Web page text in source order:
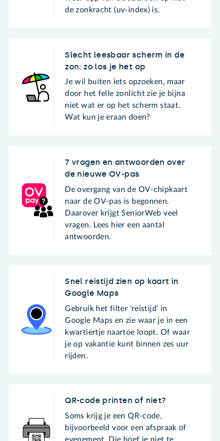
de zonkracht (uv-index) is.
Slecht leesbaar scherm in de
zon: zo los je het op
Je wil buiten iets opzoeken, maar
door het felle zonlicht zie je bijna
niet wat er op het scherm staat.
Wat kun je eraan doen?
7 vragen en antwoorden over
de nieuwe OV-pas
De overgang van de OV-chipkaart
naar de OV-pas is begonnen.
Daarover krijgt SeniorWeb veel
vragen. Lees hier een aantal
antwoorden.
Snel reistijd zien op kaart in
Google Maps
Gebruik het filter 'reistijd' in
Google Maps en zie waar je in een
kwartiertje naartoe loopt. Of waar
je op vakantie kunt binnen zes uur
rijden.
QR-code printen of niet?
Soms krijg je een QR-code,
bijvoorbeeld voor een afspraak of